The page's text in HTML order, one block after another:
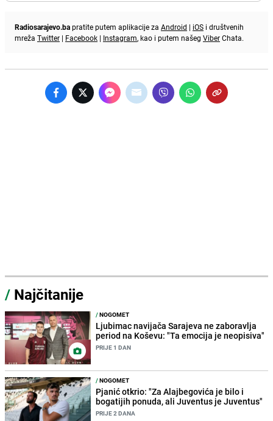
Radiosarajevo.bapratite putem aplikacije za Android | iOS i društvenih
mreža Twitter | Facebook | Instagram, kao i putem našeg ViberChata.
/ Najčitanije
/NOGOMET
Ljubimac navijača Sarajeva ne zaboravlja
period na Koševu: "Ta emocija je neopisiva"
PRIJE 1 DAN
/NOGOMET
Pjanić otkrio: "Za Alajbegovića je bilo i
bogatijih ponuda, ali Juventus je Juventus"
PRIJE 2 DANA